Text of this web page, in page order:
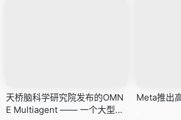
天桥脑科学研究院发布的OMN
E Multiagent —— 一个大型多
Meta推出